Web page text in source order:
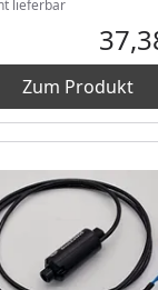
lieferbar
Zum Produkt